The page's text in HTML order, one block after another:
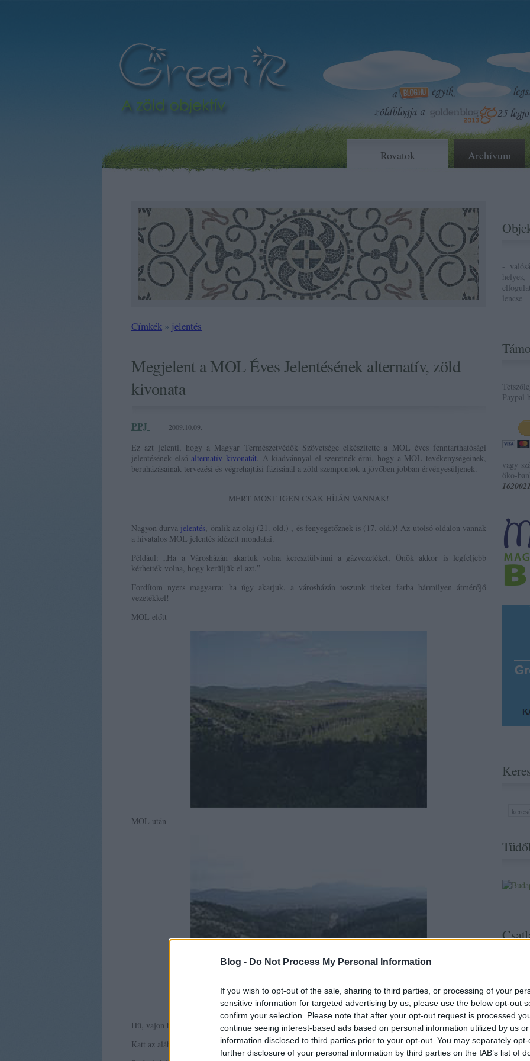
Blog - Do Not Process My Personal Information
If you wish to opt-out of the sale, sharing to third parties, or processing of your
sensitive information for targeted advertising by us, please use the below opt-out
confirm your selection. Please note that after your opt-out request is processed
continue seeing interest-based ads based on personal information utilized by us
information disclosed to third parties prior to your opt-out. You may separately
further disclosure of your personal information by third parties on the IAB’s list of
Archívum
Rovatok
Címkék » jelentés
Megjelent a MOL Éves Jelentésének alternatív, zöld
kivonata
PPJ 2009.10.09.
Ez azt jelenti, hogy a Magyar Természetvédők Szövetsége elkészítette a MOL éves fenntarthatósági
jelentésének elsőalternatív kivonatát. A kiadvánnyal el szeretnék érni, hogy a MOL tevékenységeinek,
beruházásainak tervezési és végrehajtási fázisánál a zöld szempontok a jövőben jobban érvényesüljenek.
MERT MOST IGEN CSAK HÍJÁN VANNAK!
Nagyon durva jelentés, ömlik az olaj (21. old.) , és fenyegetőznek is (17. old.)! Az utolsó oldalon vannak
a hivatalos MOL jelentés idézett mondatai.
Például: „Ha a Városházán akartuk volna keresztülvinni a gázvezetéket, Önök akkor is legfeljebb
kérhették volna, hogy kerüljük el azt.”
Fordítom nyers magyarra: ha úgy akarjuk, a városházán toszunk titeket farba bármilyen átmérőjő
vezetékkel!
MOL előtt
MOL után
Hű, vajon hogy fog visszanőni és mennyi idő alatt ez a kis erdőcske?
Katt az alábbi képre a helyszín pontos koordinátáiért (Pilisvörösvár-Szabadságliget)!
-
lencse
Paypal
vagy
öko-